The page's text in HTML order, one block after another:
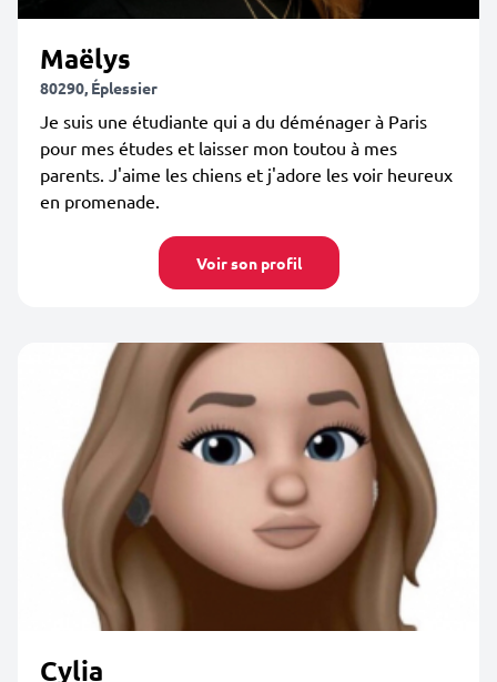
Maëlys
80290, Éplessier
Je suis une étudiante qui a du déménager à Paris
pour mes études et laisser mon toutou à mes
parents. J'aime les chiens et j'adore les voir heureux
en promenade.
Voir son profil
Cylia